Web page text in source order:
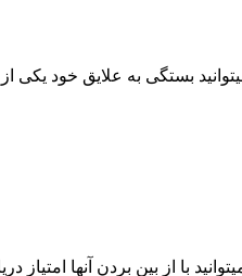
با از بین بردن آنها امتیاز